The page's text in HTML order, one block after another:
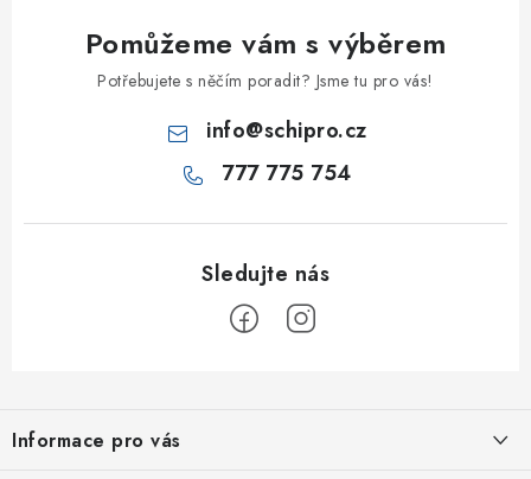
Pomůžeme vám s výběrem
Potřebujete s něčím poradit? Jsme tu pro vás!
info@schipro.cz
777 775 754
pInformace pro vás